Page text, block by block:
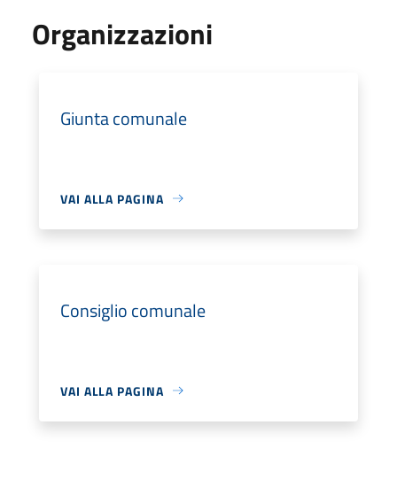
Organizzazioni
Giunta comunale
VAI ALLA PAGINA
Consiglio comunale
VAI ALLA PAGINA